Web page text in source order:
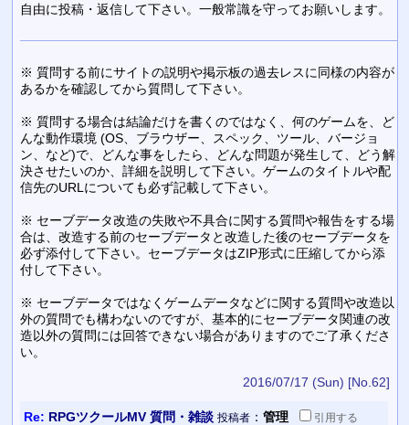
自由に投稿・返信して下さい。一般常識を守ってお願いします。
※ 質問する前にサイトの説明や掲示板の過去レスに同様の内容が
あるかを確認してから質問して下さい。
※ 質問する場合は結論だけを書くのではなく、何のゲームを、ど
んな動作環境 (OS、ブラウザー、スペック、ツール、バージョ
ン、など)で、どんな事をしたら、どんな問題が発生して、どう解
決させたいのか、詳細を説明して下さい。ゲームのタイトルや配
信先のURLについても必ず記載して下さい。
※ セーブデータ改造の失敗や不具合に関する質問や報告をする場
合は、改造する前のセーブデータと改造した後のセーブデータを
必ず添付して下さい。セーブデータはZIP形式に圧縮してから添
付して下さい。
※ セーブデータではなくゲームデータなどに関する質問や改造以
外の質問でも構わないのですが、基本的にセーブデータ関連の改
造以外の質問には回答できない場合がありますのでご了承くださ
い。
2016/07/17 (Sun) [No.62]
Re: RPGツクールMV 質問・雑談 投稿者： 管理 引用する